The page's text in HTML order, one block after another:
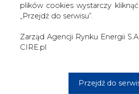
plików cookies wystarczy
„Przejdź do serwisu”.
Zarząd Agencji Rynku Energii
CIRE.pl
Przejdź do
naftowego stworzyła dobry klimat
pozyskaniu dostępu do nowych
takiego posunięcia, m.in. to, że
Orlen, nie mają doświadczenia
Odnośnie przejęcia kontroli nad
powiedział, że kwota 4 mld zł